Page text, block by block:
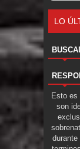
LO
Esto es
son
durante